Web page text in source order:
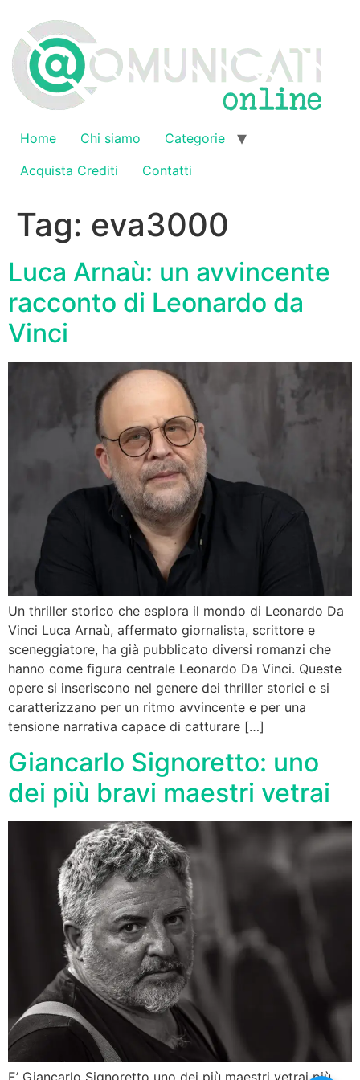
contenuto
Home Chi siamo
Categorie
Acquista Crediti
Contatti
Tag: eva3000
Luca Arnaù: un avvincente
racconto di Leonardo da
Vinci
Un thriller storico che esplora il mondo di Leonardo Da
Vinci Luca Arnaù, affermato giornalista, scrittore e
sceneggiatore, ha già pubblicato diversi romanzi che
hanno come figura centrale Leonardo Da Vinci. Queste
opere si inseriscono nel genere dei thriller storici e si
caratterizzano per un ritmo avvincente e per una
tensione narrativa capace di catturare […]
Giancarlo Signoretto: uno
dei più bravi maestri vetrai